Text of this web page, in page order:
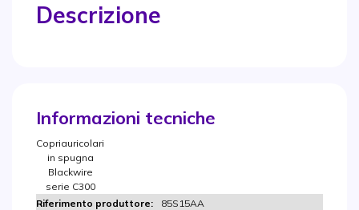
Descrizione
Informazioni tecniche
Copriauricolari
in spugna
Blackwire
serie C300
85S15AA